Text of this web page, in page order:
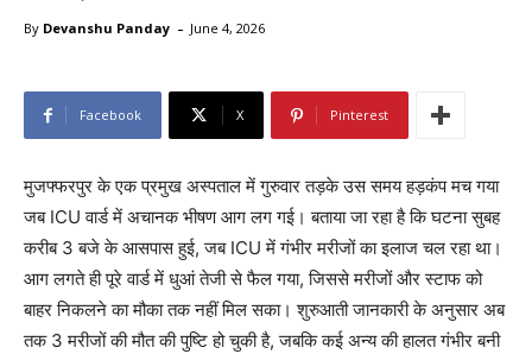
By Devanshu Panday - June 4, 2026
Facebook X Pinterest
मुजफ्फरपुर के एक प्रमुख अस्पताल में गुरुवार तड़के उस समय हड़कंप मच गया
जब ICU वार्ड में अचानक भीषण आग लग गई। बताया जा रहा है कि घटना सुबह
करीब 3 बजे के आसपास हुई, जब ICU में गंभीर मरीजों का इलाज चल रहा था।
आग लगते ही पूरे वार्ड में धुआं तेजी से फैल गया, जिससे मरीजों और स्टाफ को
बाहर निकलने का मौका तक नहीं मिल सका। शुरुआती जानकारी के अनुसार अब
तक 3 मरीजों की मौत की पुष्टि हो चुकी है, जबकि कई अन्य की हालत गंभीर बनी